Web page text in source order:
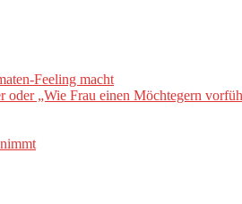
Feeling macht
oder „Wie Frau einen Möchtegern